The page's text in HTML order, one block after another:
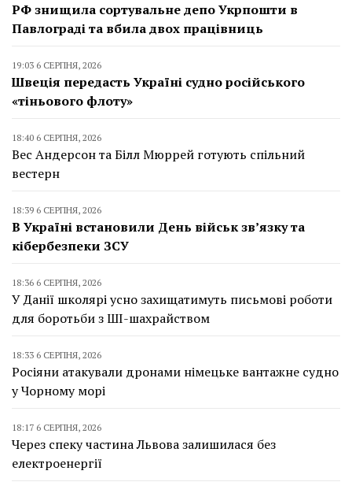
РФ знищила сортувальне депо Укрпошти в
Павлограді та вбила двох працівниць
19:03 6 СЕРПНЯ, 2026
Швеція передасть Україні судно російського
«тіньового флоту»
18:40 6 СЕРПНЯ, 2026
Вес Андерсон та Білл Мюррей готують спільний
вестерн
18:39 6 СЕРПНЯ, 2026
В Україні встановили День військ зв’язку та
кібербезпеки ЗСУ
18:36 6 СЕРПНЯ, 2026
У Данії школярі усно захищатимуть письмові роботи
для боротьби з ШІ-шахрайством
18:33 6 СЕРПНЯ, 2026
Росіяни атакували дронами німецьке вантажне судно
у Чорному морі
18:17 6 СЕРПНЯ, 2026
Через спеку частина Львова залишилася без
електроенергії